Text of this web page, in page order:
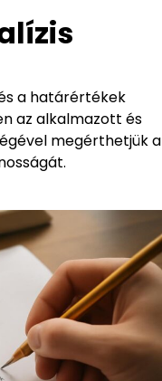
a határértékek
az alkalmazott és
megérthetjük a